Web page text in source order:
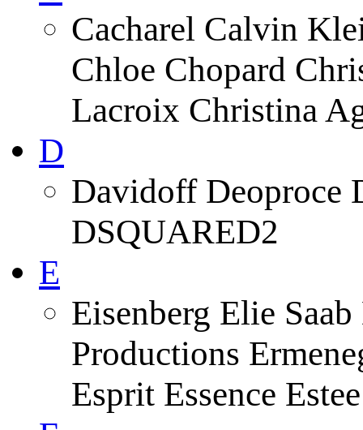
Cacharel Calvin
Chloe Chopard
Lacroix Christina
D
Davidoff Deoproce
DSQUARED2
E
Eisenberg Elie
Productions
Esprit Essence